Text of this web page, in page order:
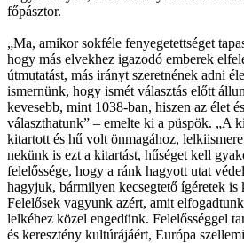
főpásztor.
„Ma, amikor sokféle fenyegetettséget
hogy más elvekhez igazodó emberek
útmutatást, más irányt szeretnének adni
ismernünk, hogy ismét választás előtt
kevesebb, mint 1038-ban, hiszen az élet
választhatunk” – emelte ki a püspök. „A
kitartott és hű volt önmagához,
nekünk is ezt a kitartást, hűséget kell
felelőssége, hogy a ránk hagyott utat
hagyjuk, bármilyen kecsegtető ígéretek is
Felelősek vagyunk azért, amit
lelkéhez közel engedünk. Felelősséggel
és keresztény kultúrájáért, Európa